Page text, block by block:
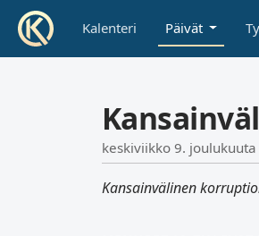
Kalenteri Päivät
keskiviikko 9.
Kansainvälinen